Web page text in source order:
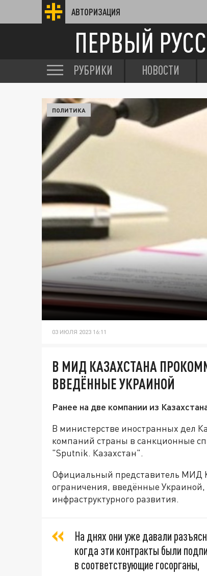
АВТОРИЗАЦИЯ
ПЕРВЫЙ
РУБРИКИ НОВОСТИ
ПОЛИТИКА
03 ИЮЛЯ 2023 16:11
В МИД КАЗАХСТАНА
ВВЕДЁННЫЕ УКРАИНОЙ
Ранее на две компании из
В министерстве иностранных дел
компаний страны в санкционные
"Sputnik. Казахстан".
Официальный представитель МИД
ограничения, введённые
инфраструктурного развития.
На днях они уже давали
когда эти контракты были
в соответствующие госорганы,